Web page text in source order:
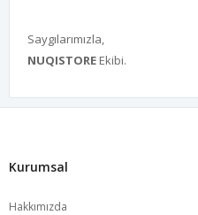
Saygılarımızla,
NUQISTORE Ekibi.
Kurumsal
Hakkımızda